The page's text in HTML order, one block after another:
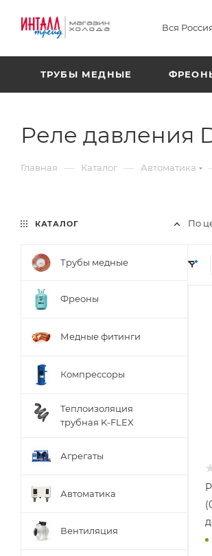
Вся
ТРУБЫ МЕДНЫЕ
Реле давления
Главная — Каталог — Автоматика
По
КАТАЛОГ
Трубы медные
Фреоны
Медные фитинги
Компрессоры
Теплоизоляция
трубная K-FLEX
Агрегаты
Автоматика
Вентиляция